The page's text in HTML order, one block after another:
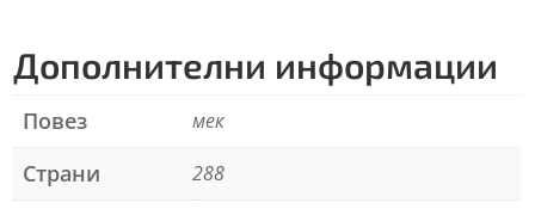
:
Дополнителни информации
Повез мек
Страни 288